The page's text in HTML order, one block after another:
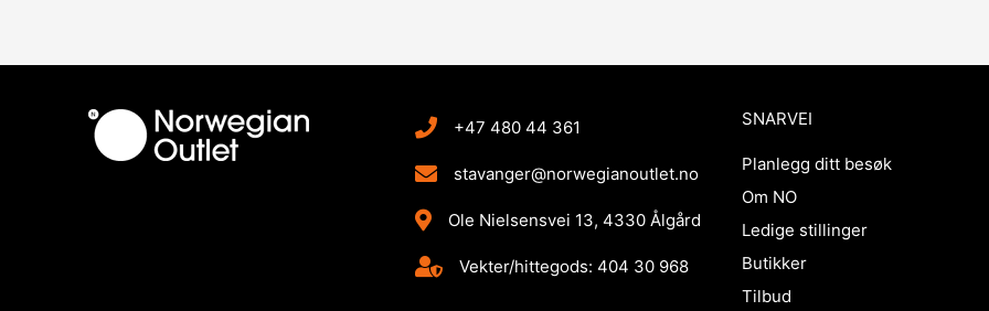
+47 480 44 361
stavanger@norwegianoutlet.no
Ole Nielsensvei 13, 4330 Ålgård
Vekter/hittegods: 404 30 968
SNARVEI
Planlegg ditt besøk
Om NO
Ledige stillinger
Butikker
Tilbud